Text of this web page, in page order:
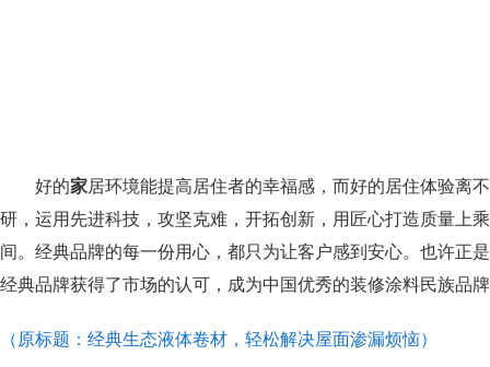
好的家居环境能提高居住者的幸福感，而好的居住体验离
研，运用先进科技，攻坚克难，开拓创新，用匠心打造质量上
间。经典品牌的每一份用心，都只为让客户感到安心。也许正
经典品牌获得了市场的认可，成为中国优秀的装修涂料民族品
（原标题：经典生态液体卷材，轻松解决屋面渗漏烦恼）